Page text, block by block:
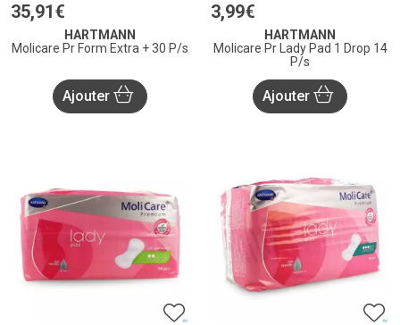
35,91 €
HARTMANN
Molicare Pr Form Extra + 30 P/s
Ajouter
3,99€
HARTMANN
Molicare Pr Lady Pad 1 Drop 14
P/s
Ajouter